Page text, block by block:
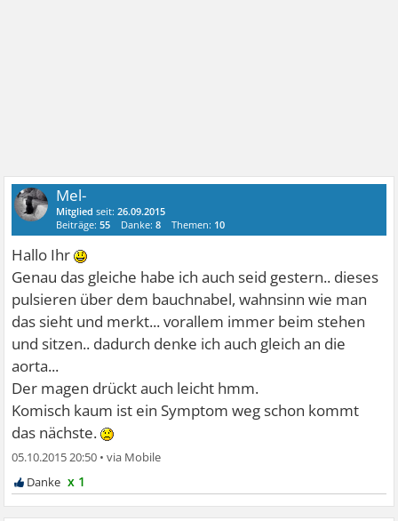
Mel-
Mitglied seit:26.09.2015
Beiträge:55 Danke:8 Themen: 10
Hallo Ihr
Genau das gleiche habe ich auch seid gestern.. dieses
pulsieren über dem bauchnabel, wahnsinn wie man
das sieht und merkt... vorallem immer beim stehen
und sitzen.. dadurch denke ich auch gleich an die
aorta...
Der magen drückt auch leicht hmm.
Komisch kaum ist ein Symptom weg schon kommt
das nächste.
05.10.2015 20:50 •
x 1